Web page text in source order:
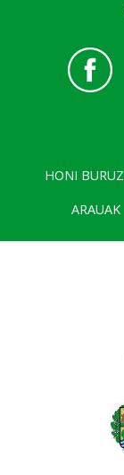
HONI BURUZ
ARAUAK